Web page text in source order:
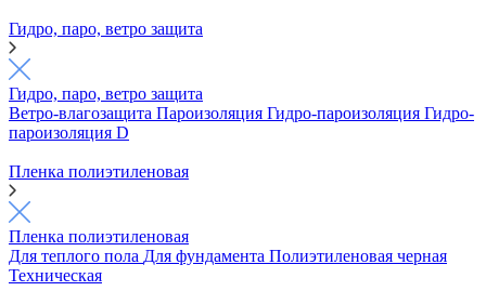
Гидро, паро, ветро защита
Гидро, паро, ветро защита
Ветро-влагозащита Пароизоляция Гидро-пароизоляция Гидро-
пароизоляция D
Пленка полиэтиленовая
Пленка полиэтиленовая
Для теплого пола Для фундамента Полиэтиленовая черная
Техническая